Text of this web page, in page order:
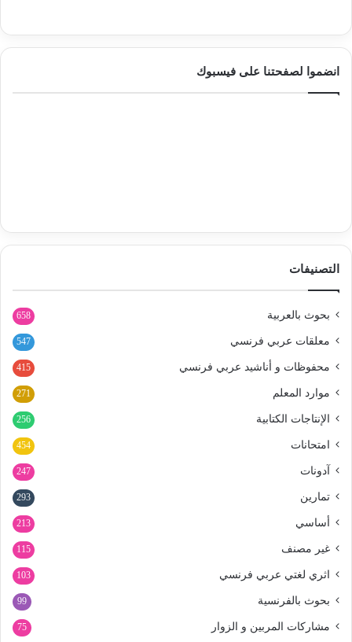
انضموا لصفحتنا على فيسبوك
التصنيفات
بحوث بالعربية 658
معلقات عربي فرنسي 547
محفوظات و أناشيد عربي فرنسي 415
موارد المعلم 271
الإنتاجات الكتابية 256
امتحانات 454
آدونات 247
تمارين 293
أساسي 213
غير مصنف 115
اثري لغتي عربي فرنسي 103
بحوث بالفرنسية 99
مشاركات المربين و الزوار 75